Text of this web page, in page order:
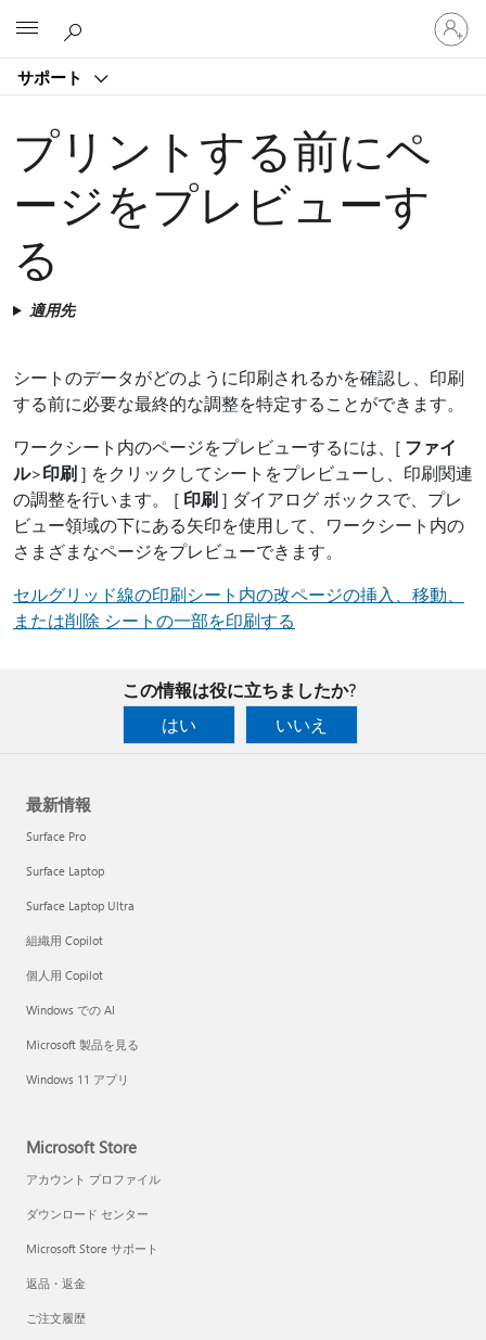
サポート
ア
カ
ウ
ン
プリントする前にペ
ージをプレビューす
る
適用先
シートのデータがどのように印刷されるかを確認し、印刷
する前に必要な最終的な調整を特定することができます。
ワークシート内のページをプレビューするには、[ ファイ
ル>印刷] をクリックしてシートをプレビューし、印刷関連
の調整を行います。 [ 印刷] ダイアログ ボックスで、プレ
ビュー領域の下にある矢印を使用して、ワークシート内の
さまざまなページをプレビューできます。
セルグリッド線の印刷シート内の改ページの挿入、移動、
または削除 シートの一部を印刷する
この情報は役に立ちましたか?
はい
いいえ
最新情報
Surface Pro
Surface Laptop
Surface Laptop Ultra
組織用 Copilot
個人用 Copilot
Windows での AI
Microsoft 製品を見る
Windows 11 アプリ
Microsoft Store
アカウント プロファイル
ダウンロード センター
Microsoft Store サポート
返品・返金
ご注文履歴